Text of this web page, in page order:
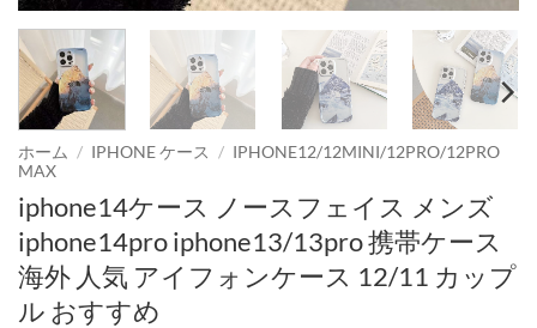
ホーム / IPHONE ケース / IPHONE12/12MINI/12PRO/12PRO
MAX
iphone14ケース ノースフェイス メンズ
iphone14pro iphone13/13pro 携帯ケース
海外 人気 アイフォンケース 12/11 カップ
ル おすすめ